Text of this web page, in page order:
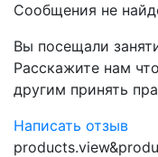
Сообщения не
Вы посещали
Расскажите нам
другим принять
Написать отзыв